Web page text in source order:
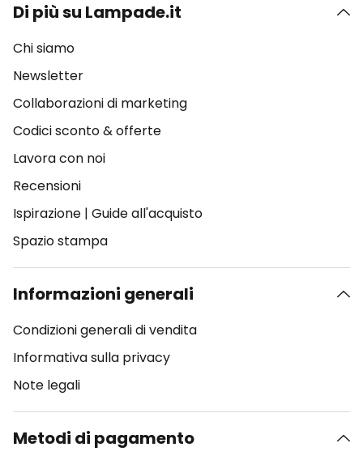
Di più su Lampade.it
Chi siamo
Newsletter
Collaborazioni di marketing
Codici sconto & offerte
Lavora con noi
Recensioni
Ispirazione | Guide all'acquisto
Spazio stampa
Informazioni generali
Condizioni generali di vendita
Informativa sulla privacy
Note legali
Metodi di pagamento